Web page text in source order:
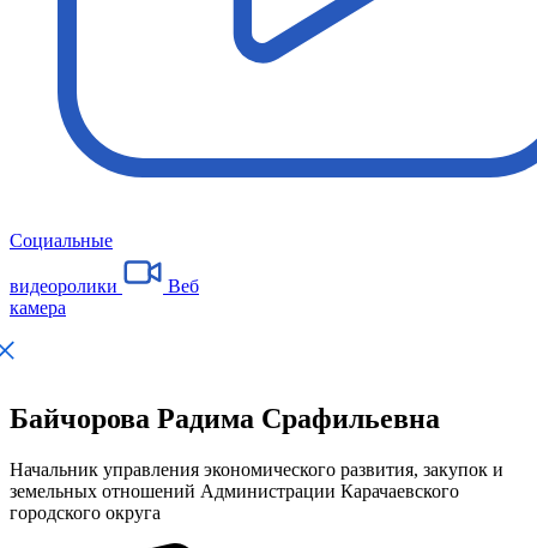
Социальные
видеоролики
Веб
камера
Байчорова Радима Срафильевна
Начальник управления экономического развития, закупок и
земельных отношений Администрации Карачаевского
городского округа